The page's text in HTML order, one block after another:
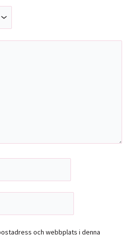
och webbplats i denna